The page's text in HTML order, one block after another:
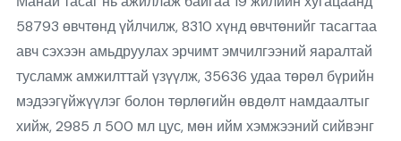
58793 өвчтөнд үйлчилж, 8310 хүнд өвчтөнийг тасагтаа
авч сэхээн амьдруулах эрчимт эмчилгээний яаралтай
тусламж амжилттай үзүүлж, 35636 удаа төрөл бүрийн
мэдээгүйжүүлэг болон төрлөгийн өвдөлт намдаалтыг
хийж, 2985 л 500 мл цус, мөн ийм хэмжээний сийвэнг